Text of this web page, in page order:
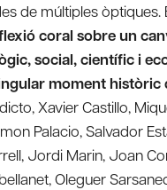
de múltiples òptiques.
coral sobre un
social, científic i
moment històric
Xavier Castillo,
Palacio, Salvador
Jordi Marin, Joan
Oleguer